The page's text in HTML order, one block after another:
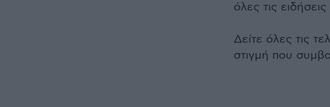
όλες τις ειδήσεις
Δείτε όλες τις
στιγμή που